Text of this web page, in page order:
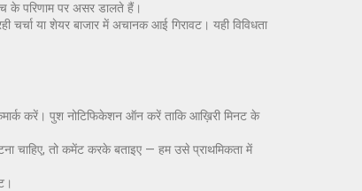
के परिणाम पर असर डालते हैं।
या शेयर बाजार में अचानक आई गिरावट। यही विविधता
करें। पुश नोटिफिकेशन ऑन करें ताकि आख़िरी मिनट के
तो कमेंट करके बताइए — हम उसे प्राथमिकता में